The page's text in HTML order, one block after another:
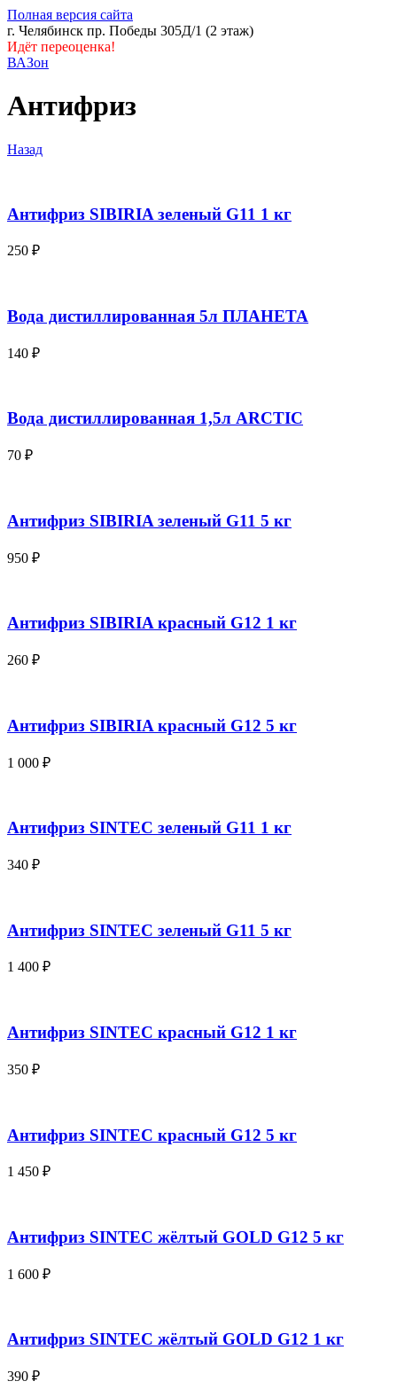
Полная версия сайта
г. Челябинск пр. Победы 305Д/1 (2 этаж)
Идёт переоценка!
ВАЗон
Антифриз
Назад
Антифриз SIBIRIA зеленый G11 1 кг
250 ₽
Вода дистиллированная 5л ПЛАНЕТА
140 ₽
Вода дистиллированная 1,5л ARCTIC
70 ₽
Антифриз SIBIRIA зеленый G11 5 кг
950 ₽
Антифриз SIBIRIA красный G12 1 кг
260 ₽
Антифриз SIBIRIA красный G12 5 кг
1 000 ₽
Антифриз SINTEC зеленый G11 1 кг
340 ₽
Антифриз SINTEC зеленый G11 5 кг
1 400 ₽
Антифриз SINTEC красный G12 1 кг
350 ₽
Антифриз SINTEC красный G12 5 кг
1 450 ₽
Антифриз SINTEC жёлтый GOLD G12 5 кг
1 600 ₽
Антифриз SINTEC жёлтый GOLD G12 1 кг
390 ₽